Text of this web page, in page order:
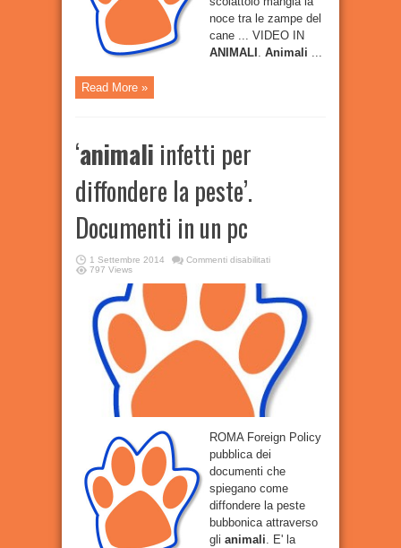
noce tra le zampe del
cane ... VIDEO IN
ANIMALI Animali
Read More »
‘animali infetti per
diffondere la peste’.
Documenti in un pc
1 Settembre 2014 Commenti disabilitatisu
diffondere
peste’.
Documenti
pc
797 Views
ROMA Foreign Policy
pubblica dei
documenti che
spiegano come
diffondere la peste
bubbonica attraverso
gli animali . E' la